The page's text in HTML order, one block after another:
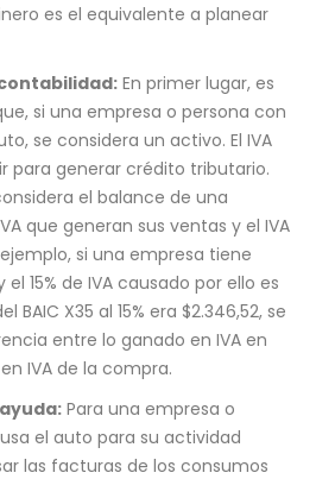
es el equivalente a planear
En primer lugar, es
si una empresa o persona con
se considera un activo. El IVA
para generar crédito tributario.
el balance de una
que generan sus ventas y el IVA
si una empresa tiene
15% de IVA causado por ello es
BAIC X35 al 15% era $2.346,52, se
entre lo ganado en IVA en
IVA de la compra.
Para una empresa o
el auto para su actividad
las facturas de los consumos